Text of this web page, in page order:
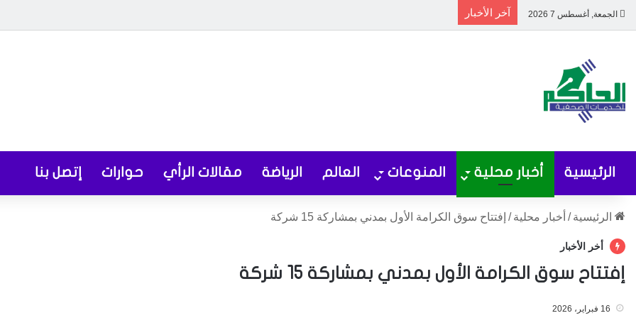
الجمعة, أغسطس 7 2026 آخر الأخبار
الرئيسية أخبار محلية المنوعات العالم الرياضة مقالات الرأي حوارات إتصل بنا
الرئيسية / أخبار محلية / إفتتاح سوق الكرامة الأول بمدني بمشاركة 15 شركة
أخر الأخبار
إفتتاح سوق الكرامة الأول بمدني بمشاركة 15 شركة
16 فبراير، 2026